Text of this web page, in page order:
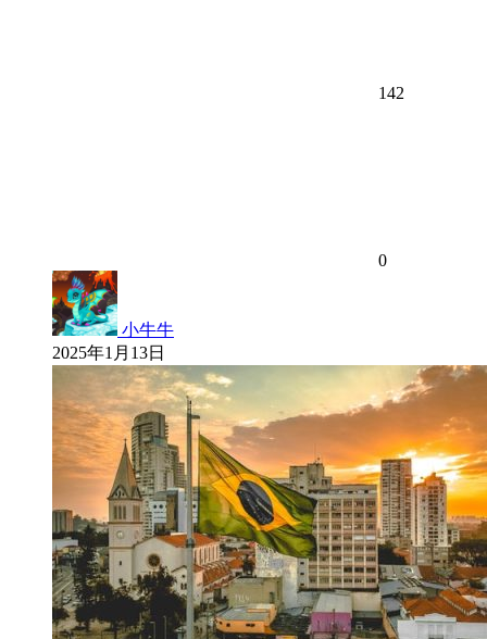
142
0
小牛牛
2025年1月13日